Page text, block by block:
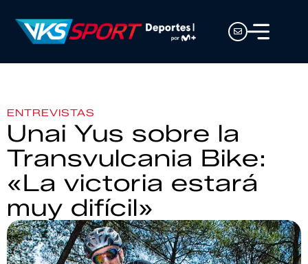
ENTREVISTAS
Unai Yus sobre la
Transvulcania Bike:
«La victoria estará
muy difícil»